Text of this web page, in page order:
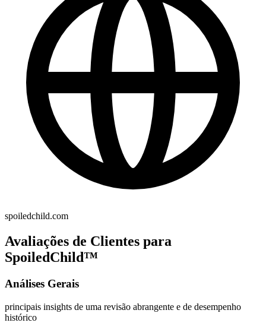
spoiledchild.com
Avaliações de Clientes para
SpoiledChild™
Análises Gerais
principais insights de uma revisão abrangente e de desempenho
histórico